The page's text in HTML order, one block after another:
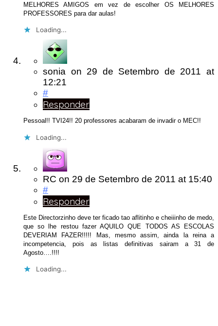
MELHORES AMIGOS em vez de escolher OS MELHORES
PROFESSORES para dar aulas!
Loading...
sonia on 29 de Setembro de 2011at
12:21
#
Responder
Pessoal!! TVI24!! 20 professores acabaram de invadir o MEC!!
Loading...
RC on 29 de Setembro de 2011 at 15:40
#
Responder
Este Directorzinho deve ter ficado tao aflitinho e cheiiinho de medo,
que so lhe restou fazer AQUILO QUE TODOS AS ESCOLAS
DEVERIAM FAZER!!!!! Mas, mesmo assim, ainda la reina a
incompetencia, pois as listas definitivas sairam a 31 de
Agosto….!!!!
Loading...